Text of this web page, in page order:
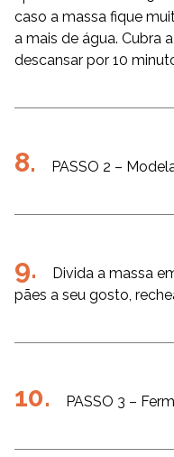
caso a massa fique
a mais de água. Cubra
descansar por 10
PASSO 2 –
Divida a massa
pães a seu gosto,
PASSO 3 –